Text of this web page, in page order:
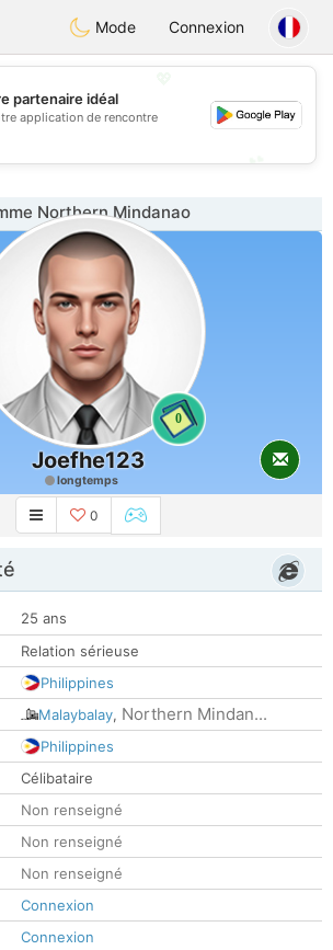
AustraliaChat
Mode Connexion
partenaire idéal
application de rencontre
Northern Mindanao
0
Joefhe123
longtemps
0
25 ans
Relation sérieuse
Philippines
Malaybalay, Northern Mindan...
Philippines
Célibataire
Non renseigné
Non renseigné
Non renseigné
Connexion
Connexion